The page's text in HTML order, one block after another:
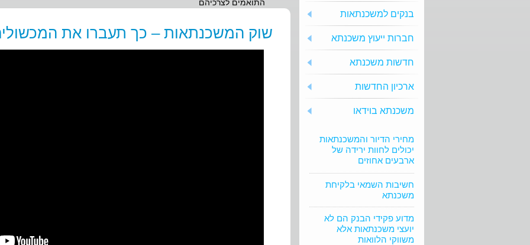
בנקים למשכנתאות
חברות ייעוץ משכנתא
חדשות משכנתא
ארכיון החדשות
משכנתא בוידאו
מחירי הדיור והמשכנתאות
יכולים לחוות ירידה של
ארבעים אחוזים
חשיבות השמאי בלקיחת
משכנתא
מדוע פקידי הבנק הם לא
יועצי משכנתאות אלא
משווקי הלוואות
התואמים לצרכיהם
שוק המשכנתאות – כך תעברו את